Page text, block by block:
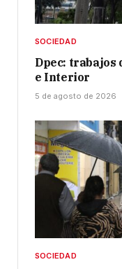
SOCIEDAD
Dpec: trabajos
e Interior
5 de agosto de 2026
SOCIEDAD